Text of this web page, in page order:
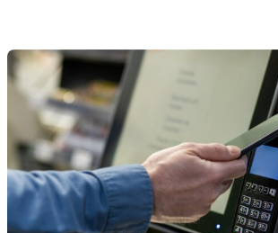
StellaControl
Surveillance à
All Products